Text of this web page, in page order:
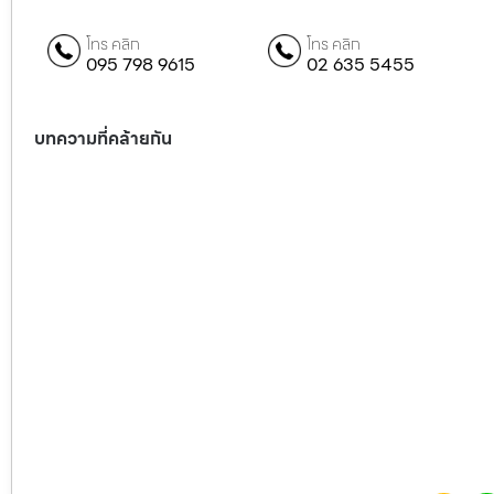
โทร คลิก
095 798 9615
โทร คลิก
02 635 5455
บทความที่คล้ายกัน